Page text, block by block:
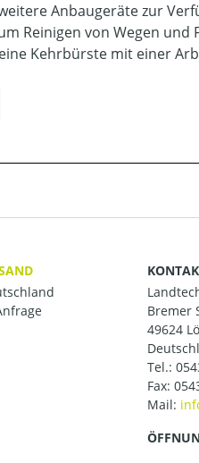
Anbaugeräte zur
Reinigen von Wegen und
Kehrbürste mit einer
Bremer
49624
Tel.:
Fax:
Mail: